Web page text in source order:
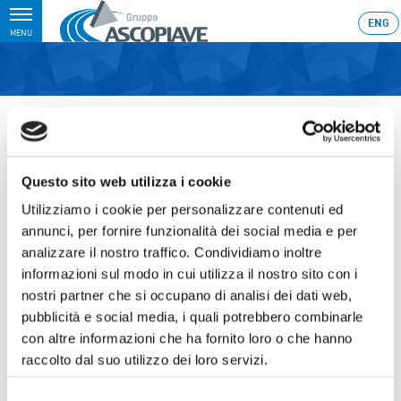
Questo sito web utilizza i cookie
Utilizziamo i cookie per personalizzare contenuti ed
annunci, per fornire funzionalità dei social media e per
analizzare il nostro traffico. Condividiamo inoltre
informazioni sul modo in cui utilizza il nostro sito con i
nostri partner che si occupano di analisi dei dati web,
pubblicità e social media, i quali potrebbero combinarle
con altre informazioni che ha fornito loro o che hanno
raccolto dal suo utilizzo dei loro servizi.
Toggle
navigation
MENU
ENG
2012. Margini operativi e risultato di esercizio in forte crescita
Ultimo aggiornamento: 15/03/2013 23:52
APPROVATI DAL CONSIGLIO DI
AMMINISTRAZIONE I
RISULTATI DELL’ESERCIZIO
2012. MARGINI OPERATIVI E
RISULTATO DI ESERCIZIO IN
FORTE CRESCITA